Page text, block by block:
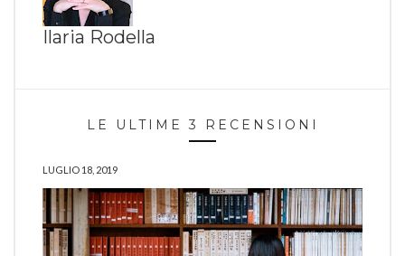
Ilaria Rodella
LE ULTIME 3 RECENSIONI
LUGLIO 18, 2019